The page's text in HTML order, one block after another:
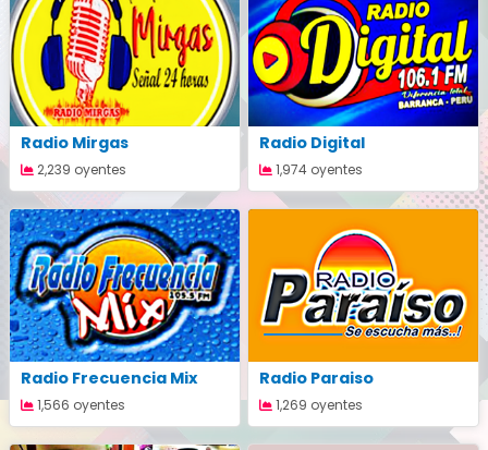
Radio Mirgas
2,239 oyentes
Radio Digital
1,974 oyentes
Radio Frecuencia Mix
1,566 oyentes
Radio Paraiso
1,269 oyentes